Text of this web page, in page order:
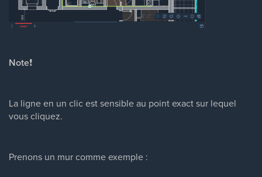
Note❗
La ligne en un clic est sensible au point exact sur lequel
vous cliquez.
Prenons un mur comme exemple :